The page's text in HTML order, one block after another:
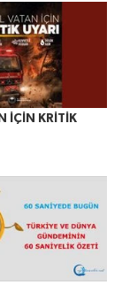
İÇİN KRİTİK